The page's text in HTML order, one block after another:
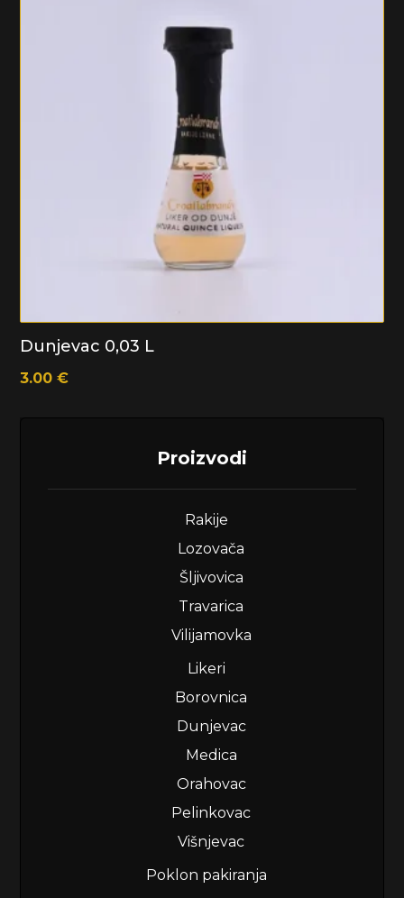
Dunjevac 0,03 L
3.00€
Proizvodi
Rakije
Lozovača
Šljivovica
Travarica
Vilijamovka
Likeri
Borovnica
Dunjevac
Medica
Orahovac
Pelinkovac
Višnjevac
Poklon pakiranja